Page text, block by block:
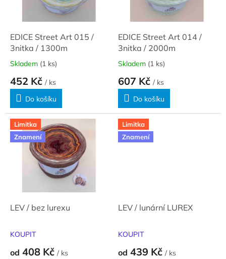
ů
EDICE Street Art 015 /
3nitka / 1300m
Skladem (1 ks)
452 Kč / ks
Do košíku
EDICE Street Art 014 /
3nitka / 2000m
Skladem (1 ks)
607 Kč / ks
Do košíku
Limitka
Znamení
LEV / bez lurexu
KOUPIT
od 408 Kč / ks
Limitka
Znamení
LEV / lunární LUREX
KOUPIT
od 439 Kč / ks